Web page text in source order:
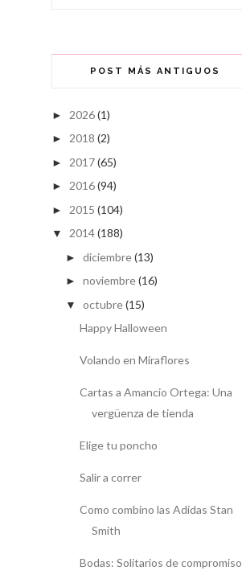
POST MÁS ANTIGUOS
► 2026(1)
► 2018 (2)
► 2017(65)
► 2016(94)
► 2015 (104)
▼ 2014(188)
► diciembre(13)
► noviembre(16)
▼ octubre(15)
Happy Halloween
Volando en Miraflores
Cartas a Amancio Ortega: Una
vergüenza de tienda
Elige tu poncho
Salir a correr
Como combino las Adidas Stan
Smith
Bodas: Solitarios de compromiso